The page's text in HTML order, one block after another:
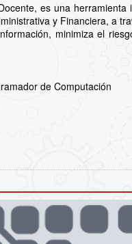
es una
y Financiera, a
minimiza el
de Computación